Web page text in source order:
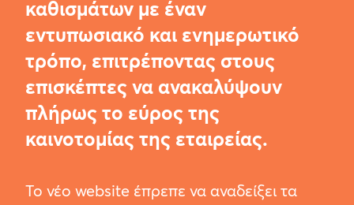
καθισμάτων με έναν
εντυπωσιακό και ενημερωτικό
τρόπο, επιτρέποντας στους
επισκέπτες να ανακαλύψουν
πλήρως το εύρος της
καινοτομίας της εταιρείας.
Το νέο website έπρεπε να αναδείξει τα